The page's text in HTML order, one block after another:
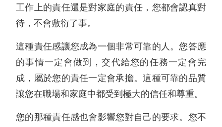
工作上的責任還是對家庭的責任，您都會認真對
待，不會敷衍了事。
這種責任感讓您成為一個非常可靠的人。您答應
的事情一定會做到，交代給您的任務一定會完
成，屬於您的責任一定會承擔。這種可靠的品質
讓您在職場和家庭中都受到極大的信任和尊重。
您的那種責任感也會影響您對自己的要求。您不